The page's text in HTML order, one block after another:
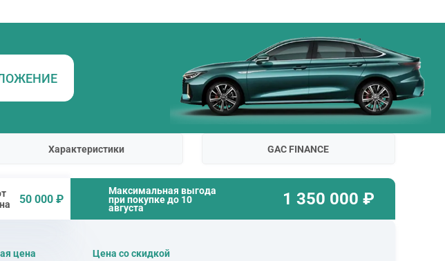
Характеристики GAC FINANCE
50 000 ₽
Максимальная выгода
при покупке до 10
августа 1 350 000 ₽
цена Цена со скидкой